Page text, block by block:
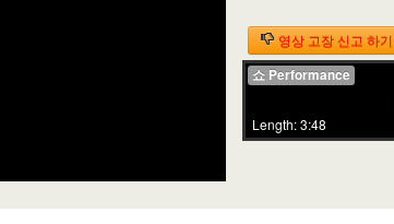
영상 고장 신고 하기
쇼 Performance
Length: 3:48